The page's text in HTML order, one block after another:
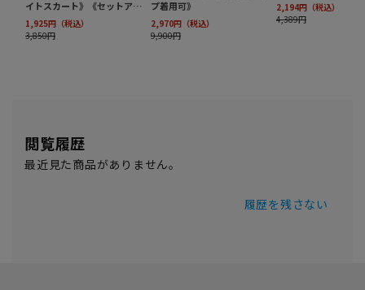
閲覧履歴
最近見た商品がありません。
履歴を残さない